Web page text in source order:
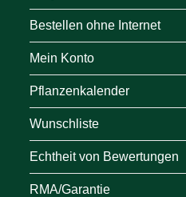
Bestellen ohne Internet
Mein Konto
Pflanzenkalender
Wunschliste
Echtheit von Bewertungen
RMA/Garantie